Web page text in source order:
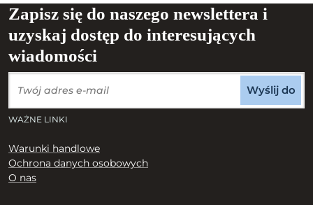
Zapisz się do naszego newslettera i
uzyskaj dostęp do interesujących
wiadomości
Wyślij do
WAŻNE LINKI
Warunki handlowe
Ochrona danych osobowych
O nas